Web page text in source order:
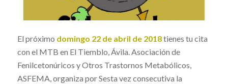
El próximo domingo 22 de abril de 2018tienes tu cita
con el MTB en El Tiemblo, Ávila. Asociación de
Fenilcetonúricos y Otros Trastornos Metabólicos,
ASFEMA, organiza por Sesta vez consecutiva la